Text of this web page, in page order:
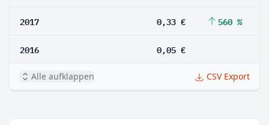
2017 0,33 € 560 %
2016 0,05 €
Alle aufklappen CSV Export